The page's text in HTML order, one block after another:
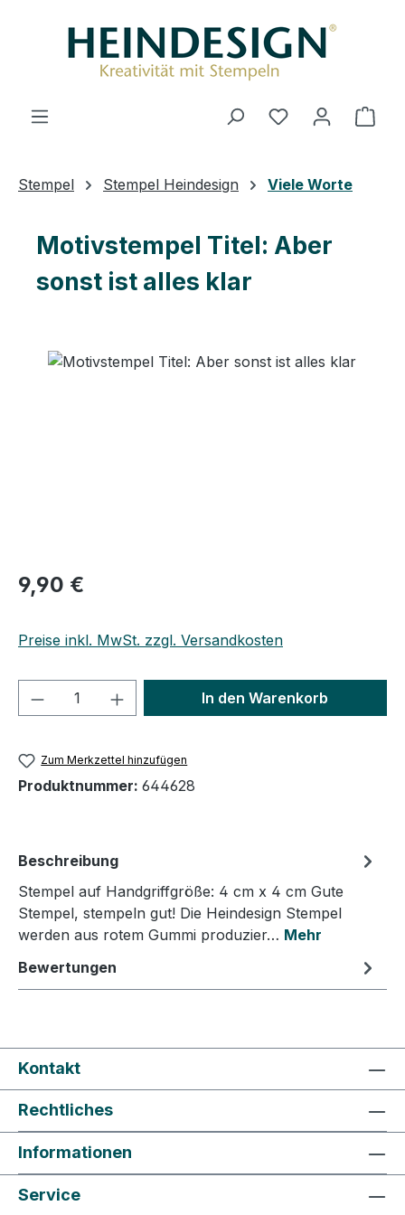
Stempel Stempel Heindesign Viele Worte
Motivstempel Titel: Aber
sonst ist alles klar
Bildergalerie überspringen
9,90 €
Preise inkl. MwSt. zzgl. Versandkosten
Produkt Anzahl: Gib denIn den Warenkorb
Zum Merkzettel hinzufügen
Produktnummer: 644628
Beschreibung
Stempel auf Handgriffgröße: 4 cm x 4 cm Gute
Stempel, stempeln gut! Die Heindesign Stempel
werden aus rotem Gummi produzier… Mehr
Bewertungen
Kontakt
Rechtliches
Informationen
Service